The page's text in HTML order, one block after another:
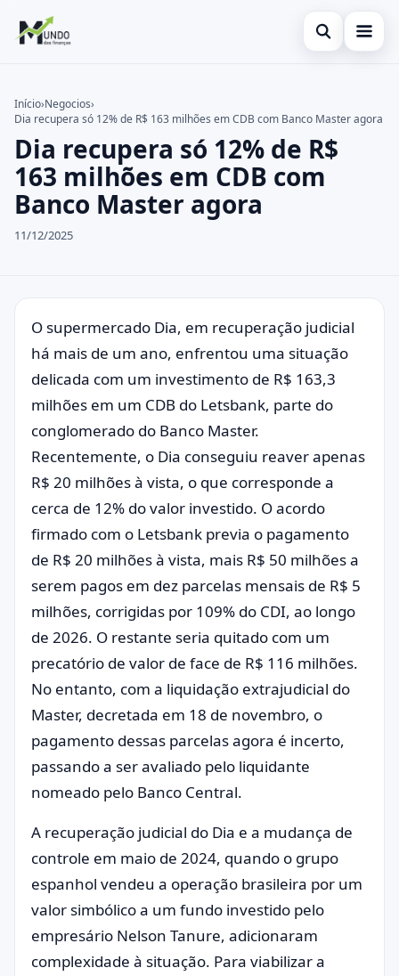
Abrir busca
Economia
Finanças
Buscar no site
Buscar por:
Pressione Enter para buscar ou ESC para fechar.
Início›Negocios›
Dia recupera só 12% de R$ 163 milhões em CDB com Banco Master agora
Dia recupera só 12% de R$
163 milhões em CDB com
Banco Master agora
11/12/2025
O supermercado Dia, em recuperação judicial
há mais de um ano, enfrentou uma situação
delicada com um investimento de R$ 163,3
milhões em um CDB do Letsbank, parte do
conglomerado do Banco Master.
Recentemente, o Dia conseguiu reaver apenas
R$ 20 milhões à vista, o que corresponde a
cerca de 12% do valor investido. O acordo
firmado com o Letsbank previa o pagamento
de R$ 20 milhões à vista, mais R$ 50 milhões a
serem pagos em dez parcelas mensais de R$ 5
milhões, corrigidas por 109% do CDI, ao longo
de 2026. O restante seria quitado com um
precatório de valor de face de R$ 116 milhões.
No entanto, com a liquidação extrajudicial do
Master, decretada em 18 de novembro, o
pagamento dessas parcelas agora é incerto,
passando a ser avaliado pelo liquidante
nomeado pelo Banco Central.
A recuperação judicial do Dia e a mudança de
controle em maio de 2024, quando o grupo
espanhol vendeu a operação brasileira por um
valor simbólico a um fundo investido pelo
empresário Nelson Tanure, adicionaram
complexidade à situação. Para viabilizar a